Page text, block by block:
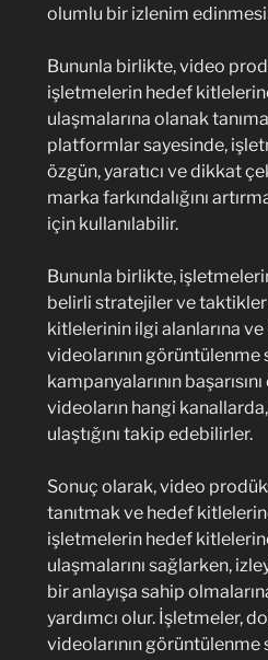
olumlu bir izlenim
Bununla birlikte, video
işletmelerin hedef
ulaşmalarına olanak
platformlar sayesinde,
özgün, yaratıcı ve dikkat
marka farkındalığını
için kullanılabilir.
Bununla birlikte,
belirli stratejiler ve
kitlelerinin ilgi alanlarına
videolarının görüntülenme
kampanyalarının
videoların hangi
ulaştığını takip edebilirler.
Sonuç olarak, video
tanıtmak ve hedef
işletmelerin hedef
ulaşmalarını sağlarken,
bir anlayışa sahip
yardımcı olur. İşletmeler,
videolarının görüntülenme